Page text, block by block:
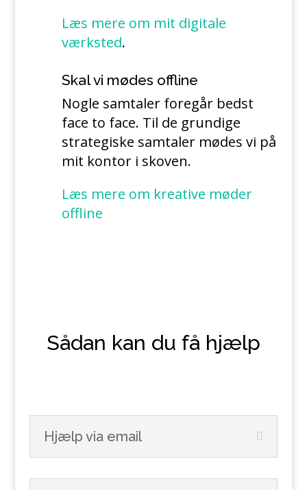
Læs mere om mit digitale
værksted.
Skal vi mødes offline
Nogle samtaler foregår bedst
face to face. Til de grundige
strategiske samtaler mødes vi på
mit kontor i skoven.
Læs mere om kreative møder
offline
Sådan kan du få hjælp
Hjælp via email